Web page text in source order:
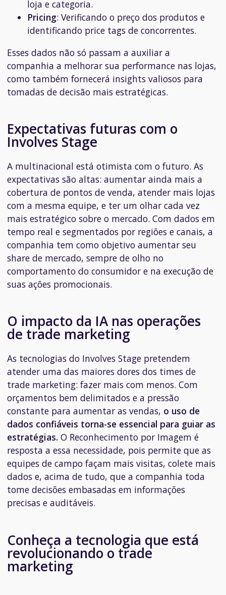
loja e categoria.
Pricing: Verificando o preço dos produtos e
identificando price tags de concorrentes.
Esses dados não só passam a auxiliar a
companhia a melhorar sua performance nas lojas,
como também fornecerá insights valiosos para
tomadas de decisão mais estratégicas.
Expectativas futuras com o
Involves Stage
A multinacional está otimista com o futuro. As
expectativas são altas: aumentar ainda mais a
cobertura de pontos de venda, atender mais lojas
com a mesma equipe, e ter um olhar cada vez
mais estratégico sobre o mercado. Com dados em
tempo real e segmentados por regiões e canais, a
companhia tem como objetivo aumentar seu
share de mercado, sempre de olho no
comportamento do consumidor e na execução de
suas ações promocionais.
O impacto da IA nas operações
de trade marketing
As tecnologias do Involves Stage pretendem
atender uma das maiores dores dos times de
trade marketing: fazer mais com menos. Com
orçamentos bem delimitados e a pressão
constante para aumentar as vendas, o uso de
dados confiáveis torna-se essencial para guiar as
estratégias. O Reconhecimento por Imagem é
resposta a essa necessidade, pois permite que as
equipes de campo façam mais visitas, colete mais
dados e, acima de tudo, que a companhia toda
tome decisões embasadas em informações
precisas e auditáveis.
Conheça a tecnologia que está
revolucionando o trade
marketing